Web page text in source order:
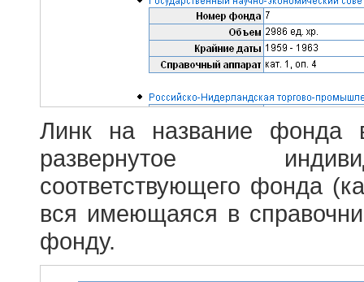
Линк на название фонда
развернутое
соответствующего фонда
вся имеющаяся в
фонду.